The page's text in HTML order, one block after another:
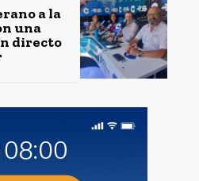
a la
una
directo